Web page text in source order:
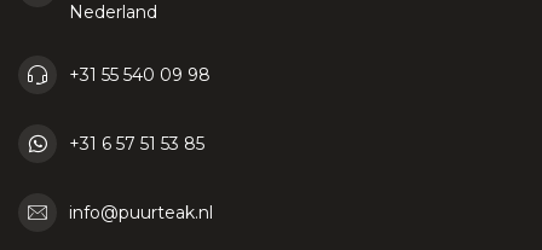
Nederland
+31 55 540 09 98
+31 6 57 51 53 85
info@puurteak.nl